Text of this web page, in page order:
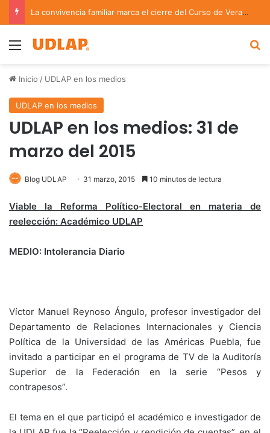
La convivencia familiar marca el cierre del Curso de Verano de Escuelas Aztecas
Menu
Inicio / UDLAP en los medios
UDLAP en los medios
UDLAP en los medios: 31 de
marzo del 2015
Blog UDLAP 31 marzo, 2015 10 minutos de lectura
Viable la Reforma Político-Electoral en materia de
reelección: Académico UDLAP
MEDIO: Intolerancia Diario
Víctor Manuel Reynoso Ángulo, profesor investigador del
Departamento de Relaciones Internacionales y Ciencia
Política de la Universidad de las Américas Puebla, fue
invitado a participar en el programa de TV de la Auditoría
Superior de la Federación en la serie “Pesos y
contrapesos”.
El tema en el que participó el académico e investigador de